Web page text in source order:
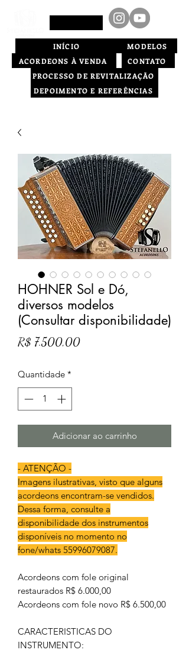
MODELOS
INÍCIO
ACORDEONS À VENDA
CONTATO
DEPOIMENTO E REFERÊNCIAS
PROCESSO DE REVITALIZAÇÃO
HOHNER Sol e Dó,
diversos modelos
(Consultar disponibilidade)
R$ 7.500,00Preço
Quantidade *
Adicionar ao carrinho
- ATENÇÃO -
Imagens ilustrativas, visto que alguns
acordeons encontram-se vendidos.
Dessa forma, consulte a
disponibilidade dos instrumentos
disponíveis no momento no
fone/whats 55996079087.
Acordeons com fole original
restaurados R$ 6.000,00
Acordeons com fole novo R$ 6.500,00
CARACTERISTICAS DO
INSTRUMENTO: